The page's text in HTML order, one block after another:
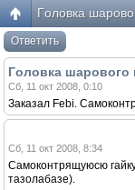
Гoлoвка
Ответить
Гoлoвка шaрoвoгo
Сб, 11 окт 2008, 0:10
Заказал Febi.
Сб, 11 окт 2008, 8:34
Самоконтрящуюсю
тазолабазе).